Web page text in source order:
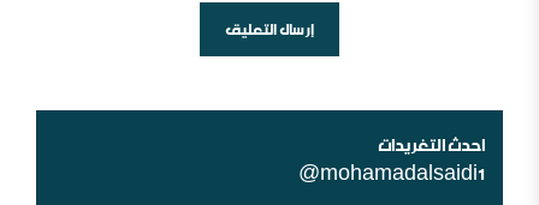
احدث التغريدات
@mohamadalsaidi1
سابقة